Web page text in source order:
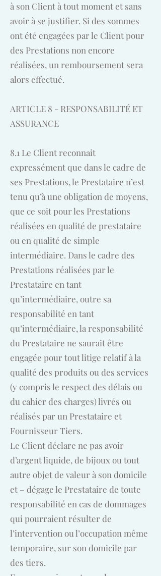
à son Client à tout moment et sans
avoir à se justifier. Si des sommes
ont été engagées par le Client pour
des Prestations non encore
réalisées, un remboursement sera
alors effectué.
ARTICLE 8 - RESPONSABILITÉ ET
ASSURANCE
8.1 Le Client reconnait
expressément que dans le cadre de
ses Prestations, le Prestataire n’est
tenu qu’à une obligation de moyens,
que ce soit pour les Prestations
réalisées en qualité de prestataire
ou en qualité de simple
intermédiaire. Dans le cadre des
Prestations réalisées par le
Prestataire en tant
qu’intermédiaire, outre sa
responsabilité en tant
qu’intermédiaire, la responsabilité
du Prestataire ne saurait être
engagée pour tout litige relatif à la
qualité des produits ou des services
(y compris le respect des délais ou
du cahier des charges) livrés ou
réalisés par un Prestataire et
Fournisseur Tiers.
Le Client déclare ne pas avoir
d’argent liquide, de bijoux ou tout
autre objet de valeur à son domicile
et – dégage le Prestataire de toute
responsabilité en cas de dommages
qui pourraient résulter de
l’intervention ou l’occupation même
temporaire, sur son domicile par
des tiers.